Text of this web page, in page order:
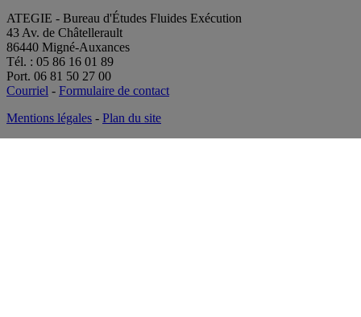
ATEGIE - Bureau d'Études Fluides Exécution
43 Av. de Châtellerault
86440 Migné-Auxances
Tél. : 05 86 16 01 89
Port. 06 81 50 27 00
Courriel - Formulaire de contact
Mentions légales - Plan du site